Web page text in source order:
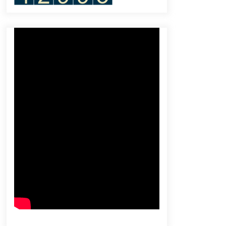
May 4, 2024